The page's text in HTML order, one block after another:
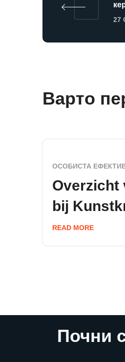
27
Варто
ОСОБИСТА
Overzicht
bij
READ MORE
Почни